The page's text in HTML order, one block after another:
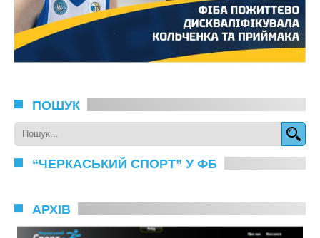
ПОШУК
“ЧЕРКАСЬКИЙ СПОРТ” У ФБ
АРХІВ